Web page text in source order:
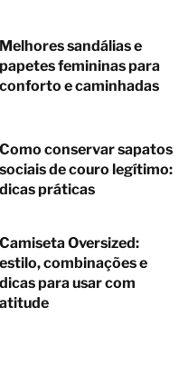
Melhores sandálias e
papetes femininas para
conforto e caminhadas
Como conservar sapatos
sociais de couro legítimo:
dicas práticas
Camiseta Oversized:
estilo, combinações e
dicas para usar com
atitude